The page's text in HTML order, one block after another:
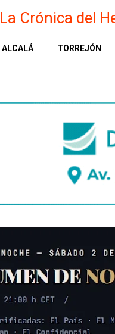
La Crónica del
ALCALÁ TORREJÓN